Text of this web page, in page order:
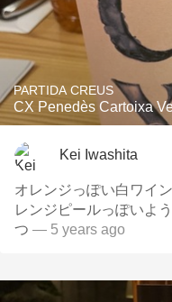
PARTIDA CREUS
CX Penedès Cartoixa
Kei Iwashita
オレンジっぽい白ワイ
レンジピールっぽいよ
つ — 5 years ago